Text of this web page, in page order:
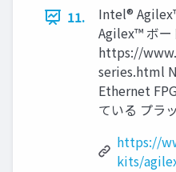
11.
Intel®
Agilex™ ボー
https://
series.html
Ethernet
ている プラ
https://
kits/